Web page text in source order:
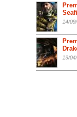
14/
19/